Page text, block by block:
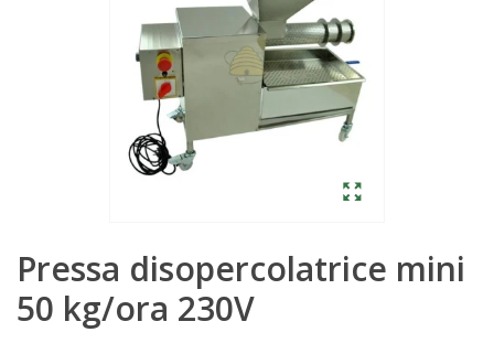
Pressa disopercolatrice mini
50 kg/ora 230V